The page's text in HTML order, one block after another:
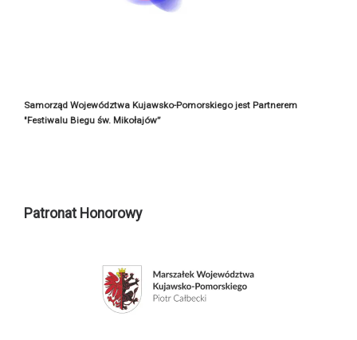
Samorząd Województwa Kujawsko-Pomorskiego jest Partnerem
"Festiwalu Biegu św. Mikołajów”
Patronat Honorowy